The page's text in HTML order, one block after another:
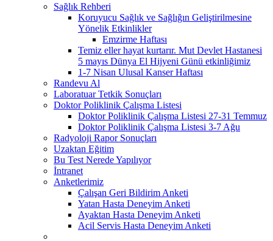
Sağlık Rehberi
Koruyucu Sağlık ve Sağlığın Geliştirilmesine
Yönelik Etkinlikler
Emzirme Haftası
Temiz eller hayat kurtarır. Mut Devlet Hastanesi
5 mayıs Dünya El Hijyeni Günü etkinliğimiz
1-7 Nisan Ulusal Kanser Haftası
Randevu Al
Laboratuar Tetkik Sonuçları
Doktor Poliklinik Çalışma Listesi
Doktor Poliklinik Çalışma Listesi 27-31 Temmuz
Doktor Poliklinik Çalışma Listesi 3-7 Ağu
Radyoloji Rapor Sonuçları
Uzaktan Eğitim
Bu Test Nerede Yapılıyor
İntranet
Anketlerimiz
Çalışan Geri Bildirim Anketi
Yatan Hasta Deneyim Anketi
Ayaktan Hasta Deneyim Anketi
Acil Servis Hasta Deneyim Anketi